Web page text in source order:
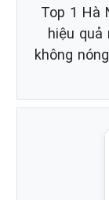
Top 1 Hà
hiệu quả
không